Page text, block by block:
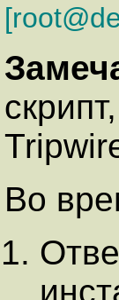
Во